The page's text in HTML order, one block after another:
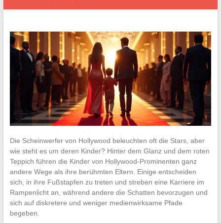
Die Scheinwerfer von Hollywood beleuchten oft die Stars, aber
wie steht es um deren Kinder? Hinter dem Glanz und dem roten
Teppich führen die Kinder von Hollywood-Prominenten ganz
andere Wege als ihre berühmten Eltern. Einige entscheiden
sich, in ihre Fußstapfen zu treten und streben eine Karriere im
Rampenlicht an, während andere die Schatten bevorzugen und
sich auf diskretere und weniger medienwirksame Pfade
begeben.